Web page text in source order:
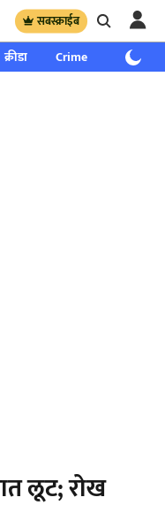
सबस्क्राईब
क्रीडा Crime साप्ताहिक
लूट; रोख